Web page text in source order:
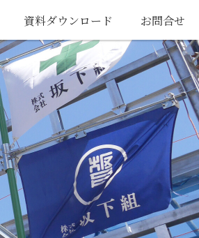
資料ダウンロード お問合せ